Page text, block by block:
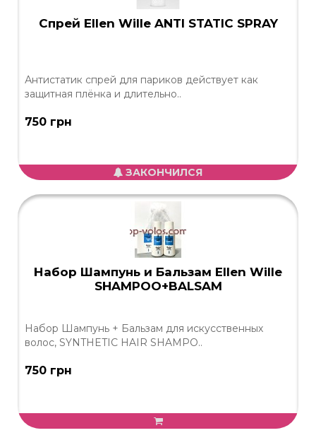
Спрей Ellen Wille ANTI STATIC SPRAY
Антистатик спрей для париков действует как
защитная плёнка и длительно..
750 грн
ЗАКОНЧИЛСЯ
Набор Шампунь и Бальзам Ellen Wille
SHAMPOO+BALSAM
Набор Шампунь + Бальзам для искусственных
волос, SYNTHETIC HAIR SHAMPO..
750 грн